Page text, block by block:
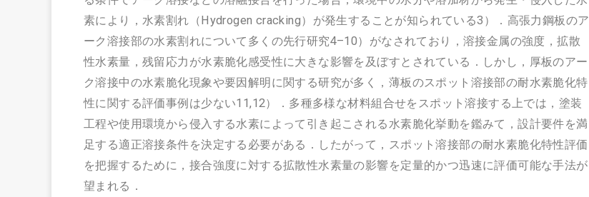
素により，水素割れ（Hydrogen cracking）が発生することが知られている3）．高張力鋼板のア
ーク溶接部の水素割れについて多くの先行研究4–10）がなされており，溶接金属の強度，拡散
性水素量，残留応力が水素脆化感受性に大きな影響を及ぼすとされている．しかし，厚板のアー
ク溶接中の水素脆化現象や要因解明に関する研究が多く，薄板のスポット溶接部の耐水素脆化特
性に関する評価事例は少ない11,12）．多種多様な材料組合せをスポット溶接する上では，塗装
工程や使用環境から侵入する水素によって引き起こされる水素脆化挙動を鑑みて，設計要件を満
足する適正溶接条件を決定する必要がある．したがって，スポット溶接部の耐水素脆化特性評価
を把握するために，接合強度に対する拡散性水素量の影響を定量的かつ迅速に評価可能な手法が
望まれる．